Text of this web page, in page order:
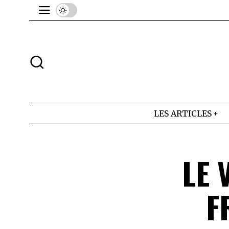
LES ARTICLES
LE